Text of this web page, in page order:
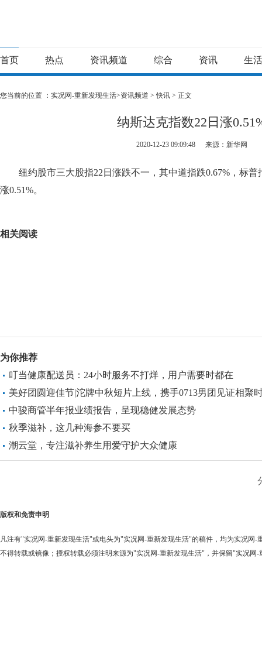
首页 热点 资讯频道 综合 资讯 生活
您当前的位置 ： 实况网-重新发现生活>资讯频道 >快讯 > 正文
纳斯达克指数22日涨
2020-12-23 09:09:48 来源：新华网
纽约股市三大股指22日涨跌不一，其中道指跌0.67%，标普
涨0.51%。
相关阅读
为你推荐
叮当健康配送员：24小时服务不打烊，用户需要时都在
美好团圆迎佳节|沱牌中秋短片上线，携手0713男团见证相聚
刻
中骏商管半年报业绩报告，呈现稳健发展态势
秋季滋补，这几种海参不要买
潮云堂，专注滋补养生用爱守护大众健康
版权和免责申明
凡注有"实况网-重新发现生活"或电头为"实况网-重新发现生活"的稿件，均为实况网-
不得转载或镜像；授权转载必须注明来源为"实况网-重新发现生活"，并保留"实况网